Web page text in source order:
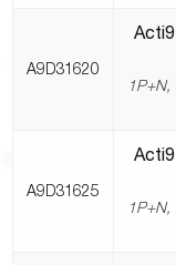
A9D31620
A9D31625